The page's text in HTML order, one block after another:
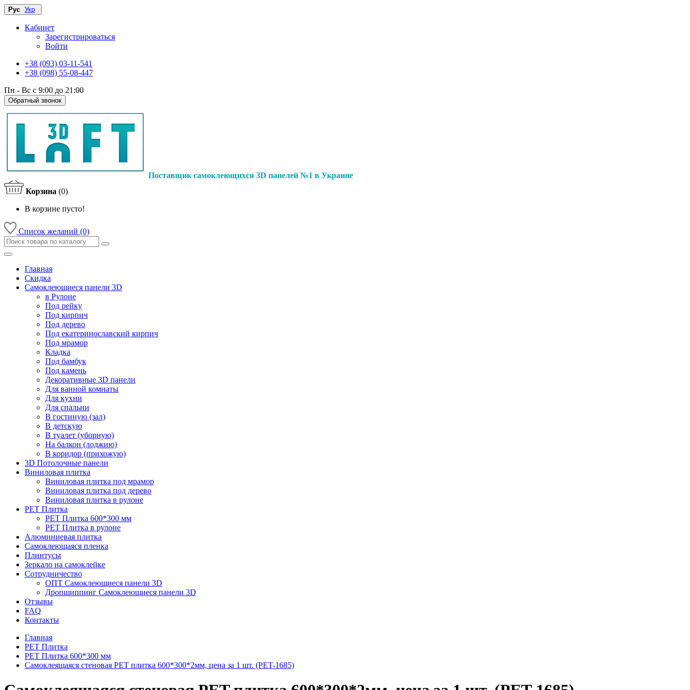
Рус Укр
Кабинет
Зарегистрироваться
Войти
+38 (093) 03-11-541
+38 (098) 55-08-447
Пн - Вс с 9:00 до 21:00
Обратный звонок
Поставщик самоклеющихся 3D панелей №1 в Украине
Корзина (0)
В корзине пусто!
Список желаний (0)
Главная
Скидка
Самоклеющиеся панели 3D
в Рулоне
Под рейку
Под кирпич
Под дерево
Под екатеринославский кирпич
Под мрамор
Кладка
Под бамбук
Под камень
Декоративные 3D панели
Для ванной комнаты
Для кухни
Для спальни
В гостиную (зал)
В детскую
В туалет (уборную)
На балкон (лоджию)
В коридор (прихожую)
3D Потолочные панели
Виниловая плитка
Виниловая плитка под мрамор
Виниловая плитка под дерево
Виниловая плитка в рулоне
PET Плитка
PET Плитка 600*300 мм
PET Плитка в рулоне
Алюминиевая плитка
Самоклеющаяся пленка
Плинтусы
Зеркало на самоклейке
Сотрудничество
ОПТ Самоклеющиеся панели 3D
Дропшиппинг Самоклеющиеся панели 3D
Отзывы
FAQ
Контакты
Главная
PET Плитка
PET Плитка 600*300 мм
Самоклеящаяся стеновая PET плитка 600*300*2мм, цена за 1 шт. (PET-1685)